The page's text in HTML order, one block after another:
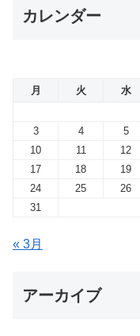
カレンダー
月 火 水
3
4 5
10
11 12
17
18 19
24
25 26
31
« 3月
アーカイブ